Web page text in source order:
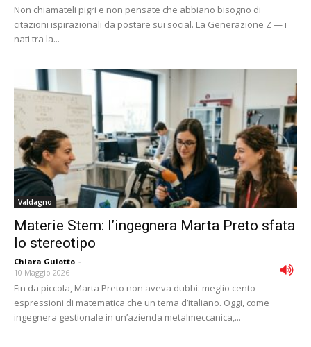
Non chiamateli pigri e non pensate che abbiano bisogno di
citazioni ispirazionali da postare sui social. La Generazione Z — i
nati tra la...
Valdagno
Materie Stem: l’ingegnera Marta Preto sfata
lo stereotipo
Chiara Guiotto -
10 Maggio 2026
Fin da piccola, Marta Preto non aveva dubbi: meglio cento
espressioni di matematica che un tema d’italiano. Oggi, come
ingegnera gestionale in un’azienda metalmeccanica,...